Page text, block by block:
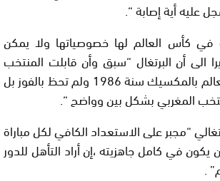
عليه أية إصابة “.
في كأس العالم لها خصوصياتها ولا يمكن
الى أن البرتغال “سبق وأن قابلت المنتخب
المغربي في كأس العالم بالمكسيك سنة 1986 ولم تحظ بالفوز بل
المغربي بشكل بين وواضح “.
“مجبر على الاستعداد الكافي لكل مباراة
في كامل جاهزيته ،إن أراد التأهل للدور
.